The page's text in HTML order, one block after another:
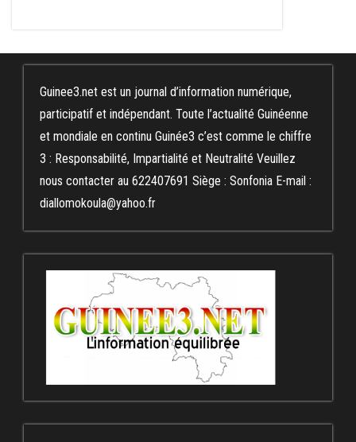
Guinee3.net est un journal d’information numérique,
participatif et indépendant. Toute l’actualité Guinéenne
et mondiale en continu Guinée3 c’est comme le chiffre
3 : Responsabilité, Impartialité et Neutralité Veuillez
nous contacter au 622407691 Siège : Sonfonia E-mail :
diallomokoula@yahoo.fr